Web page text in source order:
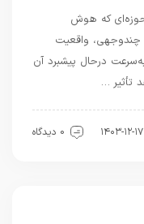
حوزه‌ای که هوش
چندوجهی، واقعیت
درحال پیشبرد آن
تأثیر …
۱۴۰۳-۱۲-۱۷ 0 دیدگاه